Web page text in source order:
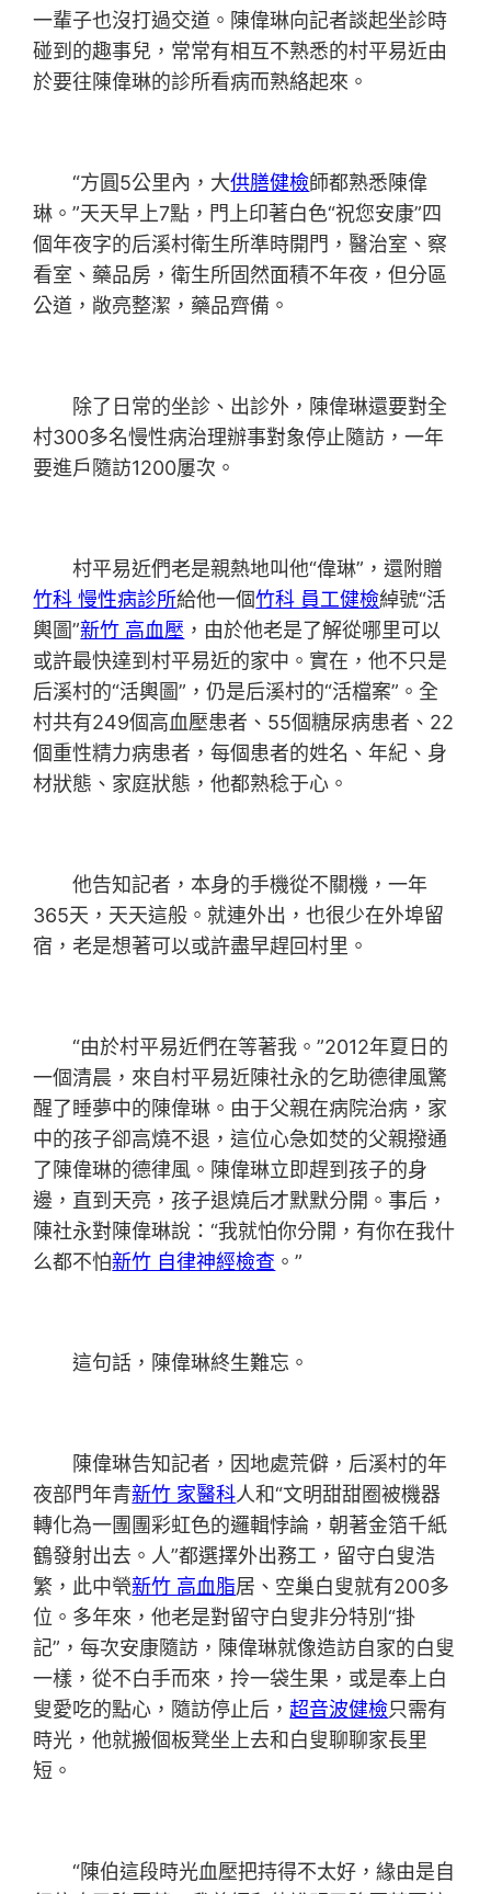
一輩子也沒打過交道。陳偉琳向記者談起坐診時
碰到的趣事兒，常常有相互不熟悉的村平易近由
於要往陳偉琳的診所看病而熟絡起來。
“方圓5公里內，大供膳健檢師都熟悉陳偉
琳。”天天早上7點，門上印著白色“祝您安康”四
個年夜字的后溪村衛生所準時開門，醫治室、察
看室、藥品房，衛生所固然面積不年夜，但分區
公道，敞亮整潔，藥品齊備。
除了日常的坐診、出診外，陳偉琳還要對全
村300多名慢性病治理辦事對象停止隨訪，一年
要進戶隨訪1200屢次。
村平易近們老是親熱地叫他“偉琳”，還附贈
竹科 慢性病診所給他一個竹科 員工健檢綽號“活
輿圖”新竹 高血壓 ，由於他老是了解從哪里可以
或許最快達到村平易近的家中。實在，他不只是
后溪村的“活輿圖”，仍是后溪村的“活檔案”。全
村共有249個高血壓患者、55個糖尿病患者、22
個重性精力病患者，每個患者的姓名、年紀、身
材狀態、家庭狀態，他都熟稔于心。
他告知記者，本身的手機從不關機，一年
365天，天天這般。就連外出，也很少在外埠留
宿，老是想著可以或許盡早趕回村里。
“由於村平易近們在等著我。”2012年夏日的
一個清晨，來自村平易近陳社永的乞助德律風驚
醒了睡夢中的陳偉琳。由于父親在病院治病，家
中的孩子卻高燒不退，這位心急如焚的父親撥通
了陳偉琳的德律風。陳偉琳立即趕到孩子的身
邊，直到天亮，孩子退燒后才默默分開。事后，
陳社永對陳偉琳說：“我就怕你分開，有你在我什
么都不怕新竹 自律神經檢查 。”
這句話，陳偉琳終生難忘。
陳偉琳告知記者，因地處荒僻，后溪村的年
夜部門年青新竹 家醫科人和“文明甜甜圈被機器
轉化為一團團彩虹色的邏輯悖論，朝著金箔千紙
鶴發射出去。人”都選擇外出務工，留守白叟浩
繁，此中煢新竹 高血脂居、空巢白叟就有200多
位。多年來，他老是對留守白叟非分特別“掛
記”，每次安康隨訪，陳偉琳就像造訪自家的白叟
一樣，從不白手而來，拎一袋生果，或是奉上白
叟愛吃的點心，隨訪停止后， 超音波健檢只需有
時光，他就搬個板凳坐上去和白叟聊聊家長里
短。
“陳伯這段時光血壓把持得不太好，緣由是自